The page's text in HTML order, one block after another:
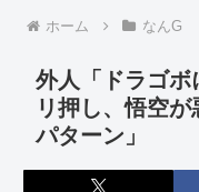
ホーム なんG
外人「ドラゴボ
リ押し、悟空
パターン」